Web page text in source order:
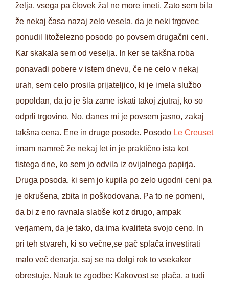
želja, vsega pa človek žal ne more imeti. Zato sem bila
že nekaj časa nazaj zelo vesela, da je neki trgovec
ponudil litoželezno posodo po povsem drugačni ceni.
Kar skakala sem od veselja. In ker se takšna roba
ponavadi pobere v istem dnevu, če ne celo v nekaj
urah, sem celo prosila prijateljico, ki je imela službo
popoldan, da jo je šla zame iskati takoj zjutraj, ko so
odprli trgovino. No, danes mi je povsem jasno, zakaj
takšna cena. Ene in druge posode. Posodo Le Creuset
imam namreč že nekaj let in je praktično ista kot
tistega dne, ko sem jo odvila iz ovijalnega papirja.
Druga posoda, ki sem jo kupila po zelo ugodni ceni pa
je okrušena, zbita in poškodovana. Pa to ne pomeni,
da bi z eno ravnala slabše kot z drugo, ampak
verjamem, da je tako, da ima kvaliteta svojo ceno. In
pri teh stvareh, ki so večne,se pač splača investirati
malo več denarja, saj se na dolgi rok to vsekakor
obrestuje. Nauk te zgodbe: Kakovost se plača, a tudi